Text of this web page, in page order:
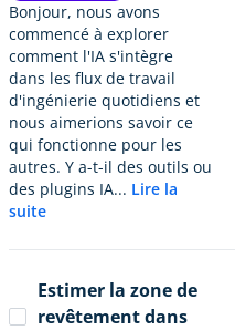
Bonjour, nous avons
commencé à explorer
comment l'IA s'intègre
dans les flux de travail
d'ingénierie quotidiens et
nous aimerions savoir ce
qui fonctionne pour les
autres. Y a-t-il des outils ou
des plugins IA... Lire la
suite
Estimer la zone de
revêtement dans